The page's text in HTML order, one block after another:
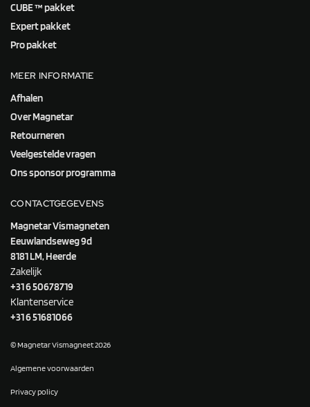
CUBE ™ pakket
Expert pakket
Pro pakket
MEER INFORMATIE
Afhalen
Over Magnetar
Retourneren
Veelgestelde vragen
Ons sponsor programma
CONTACTGEGEVENS
Magnetar Vismagneten
Eeuwlandseweg 9d
8181 LM, Heerde
Zakelijk
+31 6 50678719
Klantenservice
+31 6 51681066
© Magnetar Vismagneet 2026
Algemene voorwaarden
Privacy policy